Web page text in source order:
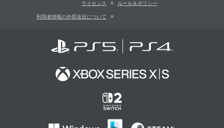
ライセンス ルール＆ポリシー
利用者情報の外部送信について